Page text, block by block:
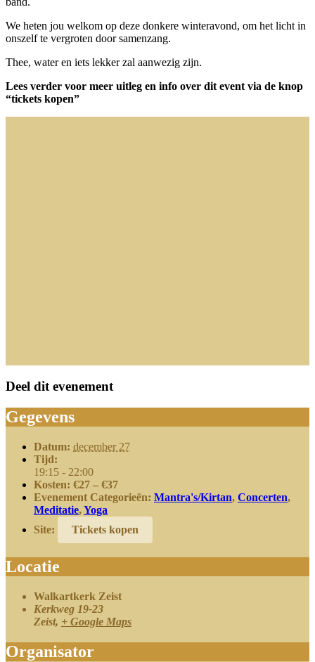
We heten jou welkom op deze donkere winteravond, om het licht in
onszelf te vergroten door samenzang.
Thee, water en iets lekker zal aanwezig zijn.
Lees verder voor meer uitleg en info over dit event via de knop
“tickets kopen”
Deel dit evenement
Gegevens
Datum: december 27
Tijd:
19:15 - 22:00
Kosten: €27 – €37
Evenement Categorieën: Mantra's/Kirtan, Concerten,
Meditatie,Yoga
Site:
Tickets kopen
Locatie
Walkartkerk Zeist
Kerkweg 19-23
Zeist, + Google Maps
Organisator